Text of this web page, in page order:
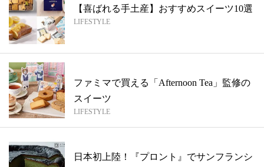
【喜ばれる手土産】おすすめスイーツ10選
LIFESTYLE
ファミマで買える「Afternoon Tea」監修の
スイーツ
LIFESTYLE
日本初上陸！『プロント』でサンフランシ